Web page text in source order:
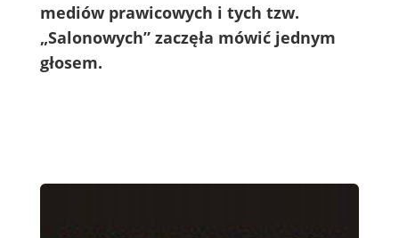
mediów prawicowych i tych tzw.
„Salonowych” zaczęła mówić jednym
głosem.